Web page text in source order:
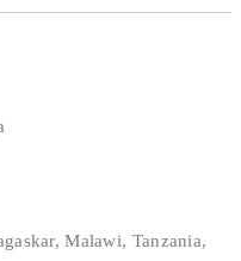
Malawi, Tanzania,